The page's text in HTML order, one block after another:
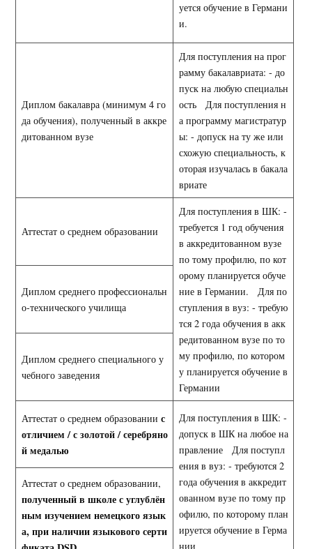
уется обучение в Германи
и.
Диплом бакалавра (минимум 4 го
да обучения), полученный в аккре
дитованном вузе
Для поступления на прог
рамму бакалавриата: - до
пуск на любую специальн
ость Для поступления н
а программу магистратур
ы: - допуск на ту же или
схожую специальность, к
оторая изучалась в бакала
вриате
Аттестат о среднем образовании
Для поступления в ШК: -
требуется 1 год обучения
в аккредитованном вузе
по тому профилю, по кот
орому планируется обуче
ние в Германии. Для по
ступления в вуз: - требую
тся 2 года обучения в акк
редитованном вузе по то
му профилю, по котором
у планируется обучение в
Германии
Диплом среднего профессиональн
о-технического училища
Диплом среднего специального у
чебного заведения
Аттестат о среднем образовании с
отличием / с золотой / серебряно
й медалью
Для поступления в ШК: -
допуск в ШК на любое на
правление Для поступл
ения в вуз: - требуются 2
года обучения в аккредит
ованном вузе по тому пр
офилю, по которому план
ируется обучение в Герма
нии
Аттестат о среднем образовании,
полученный в школе с углублён
ным изучением немецкого язык
а, при наличии языкового серти